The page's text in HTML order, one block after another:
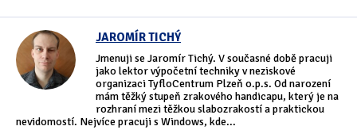
JAROMÍR TICHÝ
Jmenuji se Jaromír Tichý. V současné době pracuji
jako lektor výpočetní techniky v neziskové
organizaci TyfloCentrum Plzeň o.p.s. Od narození
mám těžký stupeň zrakového handicapu, který je na
rozhraní mezi těžkou slabozrakostí a praktickou
nevidomostí. Nejvíce pracuji s Windows, kde...